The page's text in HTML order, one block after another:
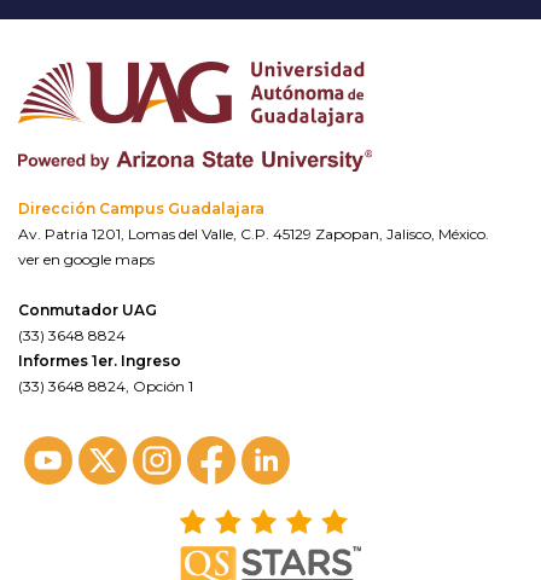
Dirección Campus Guadalajara
Av. Patria 1201, Lomas del Valle, C.P. 45129 Zapopan, Jalisco, México.
ver en google maps
Conmutador UAG
(33) 3648 8824
Informes 1er. Ingreso
(33) 3648 8824, Opción 1